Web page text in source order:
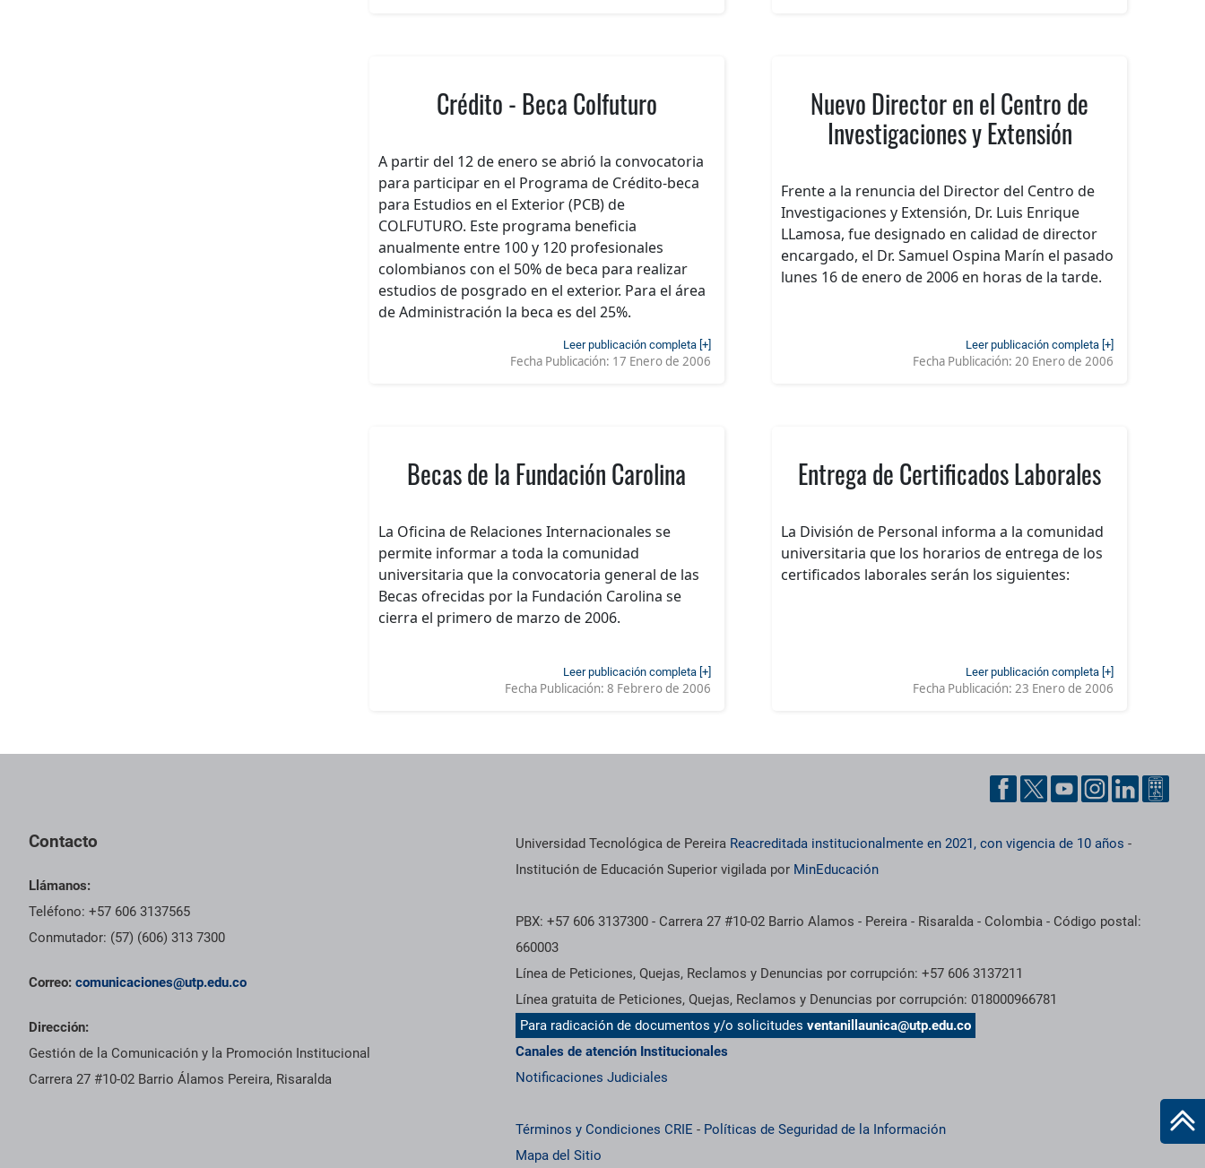
Crédito - Beca Colfuturo
A partir del 12 de enero se abrió la convocatoria
para participar en el Programa de Crédito-beca
para Estudios en el Exterior (PCB) de
COLFUTURO. Este programa beneficia
anualmente entre 100 y 120 profesionales
colombianos con el 50% de beca para realizar
estudios de posgrado en el exterior. Para el área
de Administración la beca es del 25%.
Leer publicación completa [+]
Fecha Publicación: 17 Enero de 2006
Nuevo Director en el Centro de
Investigaciones y Extensión
Frente a la renuncia del Director del Centro de
Investigaciones y Extensión, Dr. Luis Enrique
LLamosa, fue designado en calidad de director
encargado, el Dr. Samuel Ospina Marín el pasado
lunes 16 de enero de 2006 en horas de la tarde.
Leer publicación completa [+]
Fecha Publicación: 20 Enero de 2006
Becas de la Fundación Carolina
La Oficina de Relaciones Internacionales se
permite informar a toda la comunidad
universitaria que la convocatoria general de las
Becas ofrecidas por la Fundación Carolina se
cierra el primero de marzo de 2006.
Leer publicación completa [+]
Fecha Publicación:8 Febrero de 2006
Entrega de Certificados Laborales
La División de Personal informa a la comunidad
universitaria que los horarios de entrega de los
certificados laborales serán los siguientes:
Leer publicación completa [+]
Fecha Publicación: 23 Enero de 2006
Contacto
Llámanos:
Teléfono: +57 606 3137565
Conmutador: (57) (606) 313 7300
Correo: comunicaciones@utp.edu.co
Dirección:
Gestión de la Comunicación y la Promoción Institucional
Carrera 27 #10-02 Barrio Álamos Pereira, Risaralda
Universidad Tecnológica de Pereira Reacreditada institucionalmente en 2021, con vigencia de 10 años -
Institución de Educación Superior vigilada por MinEducación
PBX: +57 606 3137300 - Carrera 27 #10-02 Barrio Alamos - Pereira - Risaralda - Colombia - Código postal:
660003
Línea de Peticiones, Quejas, Reclamos y Denuncias por corrupción: +57 606 3137211
Línea gratuita de Peticiones, Quejas, Reclamos y Denuncias por corrupción: 018000966781
Para radicación de documentos y/o solicitudesventanillaunica@utp.edu.co
Canales de atención Institucionales
Notificaciones Judiciales
Términos y Condiciones CRIE - Políticas de Seguridad de la Información
Mapa del Sitio